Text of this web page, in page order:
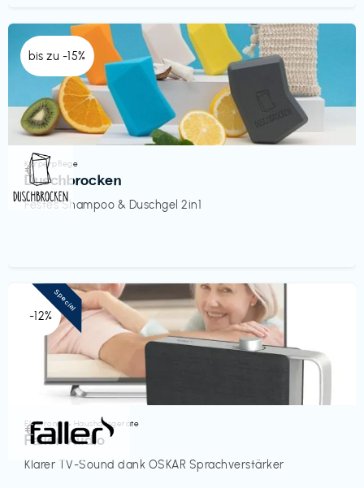
bis zu -15%
Körperpflege
Duschbrocken
Festes Shampoo & Duschgel 2in1
€‎
-12%
Elektronik & Haushaltsgeräte
Faller Audio
Klarer TV-Sound dank OSKAR Sprachverstärker
€‎
Special